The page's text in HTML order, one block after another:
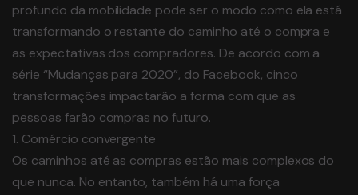
profundo da mobilidade pode ser o modo como ela está
transformando o restante do caminho até o compra e
as expectativas dos compradores. De acordo com a
série “Mudanças para 2020”, do Facebook, cinco
transformações impactarão a forma com que as
pessoas farão compras no futuro.
1. Comércio convergente
Os caminhos até as compras estão mais complexos do
que nunca. No entanto, também há uma força